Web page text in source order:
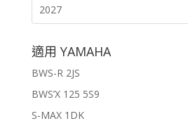
適用 YAMAHA
BWS-R 2JS
BWS’X 125 5S9
S-MAX 1DK